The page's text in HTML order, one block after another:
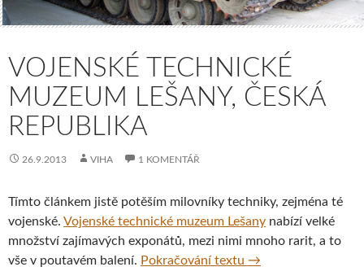
VOJENSKÉ TECHNICKÉ
MUZEUM LEŠANY, ČESKÁ
REPUBLIKA
26.9.2013 VIHA 1 KOMENTÁŘ
Tímto článkem jistě potěším milovníky techniky, zejména té
vojenské. Vojenské technické muzeum Lešany nabízí velké
množství zajímavých exponátů, mezi nimi mnoho rarit, a to
vše v poutavém balení. Pokračování textu Vojenské technické
→